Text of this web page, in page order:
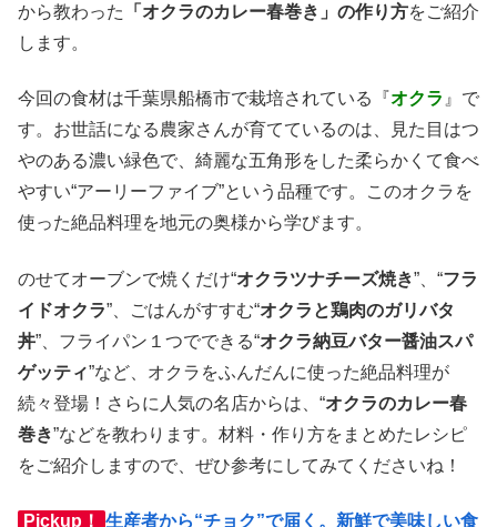
から教わった
「オクラのカレー春巻き」の作り方をご紹介
します。
今回の食材は千葉県船橋市で栽培されている『オクラ 』で
す。お世話になる農家さんが育てているのは、見た目はつ
やのある濃い緑色で、綺麗な五角形をした柔らかくて食べ
やすい“アーリーファイブ”という品種です。このオクラを
使った絶品料理を地元の奥様から学びます。
のせてオーブンで焼くだけ“オクラツナチーズ焼き”、“フラ
イドオクラ”、ごはんがすすむ“オクラと鶏肉のガリバタ
丼”、フライパン１つでできる“オクラ納豆バター醤油スパ
ゲッティ”など、オクラをふんだんに使った絶品料理が
続々登場！さらに人気の名店からは、“オクラのカレー春
巻き”などを教わります。材料・作り方をまとめたレシピ
をご紹介しますので、ぜひ参考にしてみてくださいね！
Pickup！
生産者から“チョク”で届く。新鮮で美味しい食